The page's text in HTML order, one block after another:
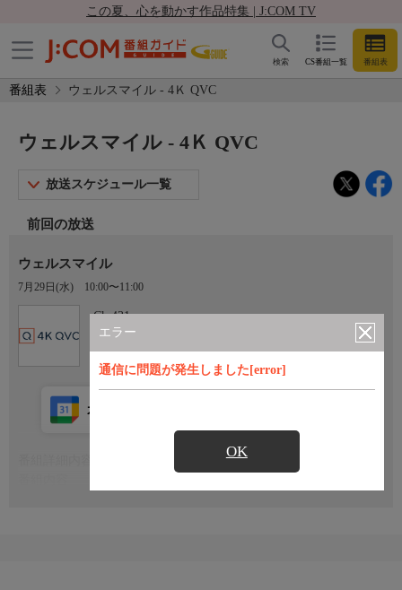
この夏、心を動かす作品特集 | J:COM TV
CS番組一覧 番組表
検索
番組表 ウェルスマイル - 4Ｋ QVC
エラー
通信に問題が発生しました[error]
OK
ウェルスマイル - 4Ｋ QVC
放送スケジュール一覧
前回の放送
ウェルスマイル
7月29日(水) 10:00〜11:00
Ch.431
4Ｋ QVC
カレンダー登録